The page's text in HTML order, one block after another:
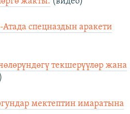
спецназдын аракети
текшерүүлөр жана
мектептин имаратына